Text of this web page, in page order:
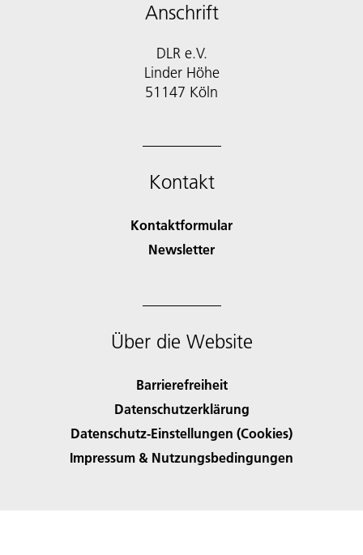
Anschrift
DLR e.V.
Linder Höhe
51147 Köln
Kontakt
Kontaktformular
Newsletter
Über die Website
Barrierefreiheit
Datenschutzerklärung
Datenschutz-Einstellungen (Cookies)
Impressum & Nutzungsbedingungen